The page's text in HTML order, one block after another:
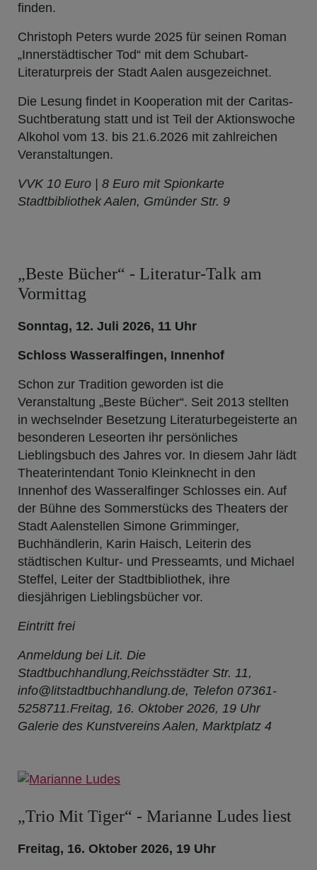
finden.
Christoph Peters wurde 2025 für seinen Roman
„Innerstädtischer Tod“ mit dem Schubart-
Literaturpreis der Stadt Aalen ausgezeichnet.
Die Lesung findet in Kooperation mit der Caritas-
Suchtberatung statt und ist Teil der Aktionswoche
Alkohol vom 13. bis 21.6.2026 mit zahlreichen
Veranstaltungen.
VVK 10 Euro | 8 Euro mit Spionkarte
Stadtbibliothek Aalen, Gmünder Str. 9
„Beste Bücher“ - Literatur-Talk am
Vormittag
Sonntag, 12. Juli 2026, 11 Uhr
Schloss Wasseralfingen, Innenhof
Schon zur Tradition geworden ist die
Veranstaltung „Beste Bücher“. Seit 2013 stellten
in wechselnder Besetzung Literaturbegeisterte an
besonderen Leseorten ihr persönliches
Lieblingsbuch des Jahres vor. In diesem Jahr lädt
Theaterintendant Tonio Kleinknecht in den
Innenhof des Wasseralfinger Schlosses ein. Auf
der Bühne des Sommerstücks des Theaters der
Stadt Aalenstellen Simone Grimminger,
Buchhändlerin, Karin Haisch, Leiterin des
städtischen Kultur- und Presseamts, und Michael
Steffel, Leiter der Stadtbibliothek, ihre
diesjährigen Lieblingsbücher vor.
Eintritt frei
Anmeldung bei Lit. Die
Stadtbuchhandlung,Reichsstädter Str. 11,
info@litstadtbuchhandlung.de, Telefon 07361-
5258711.Freitag, 16. Oktober 2026, 19 Uhr
Galerie des Kunstvereins Aalen, Marktplatz 4
„Trio Mit Tiger“ - Marianne Ludes liest
Freitag, 16. Oktober 2026, 19 Uhr